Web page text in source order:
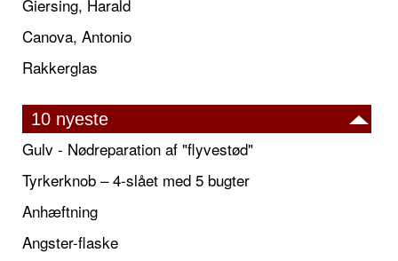
Giersing, Harald
Canova, Antonio
Rakkerglas
10 nyeste
Gulv - Nødreparation af "flyvestød"
Tyrkerknob – 4-slået med 5 bugter
Anhæftning
Angster-flaske